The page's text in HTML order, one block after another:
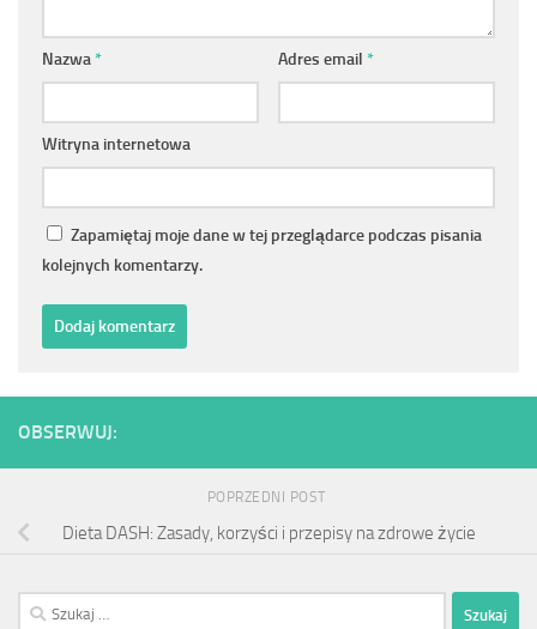
Nazwa* Adres email *
Witryna internetowa
Zapamiętaj moje dane w tej przeglądarce podczas pisania
kolejnych komentarzy.
OBSERWUJ:
POPRZEDNI POST
Dieta DASH: Zasady, korzyści i przepisy na zdrowe życie
Szukaj: